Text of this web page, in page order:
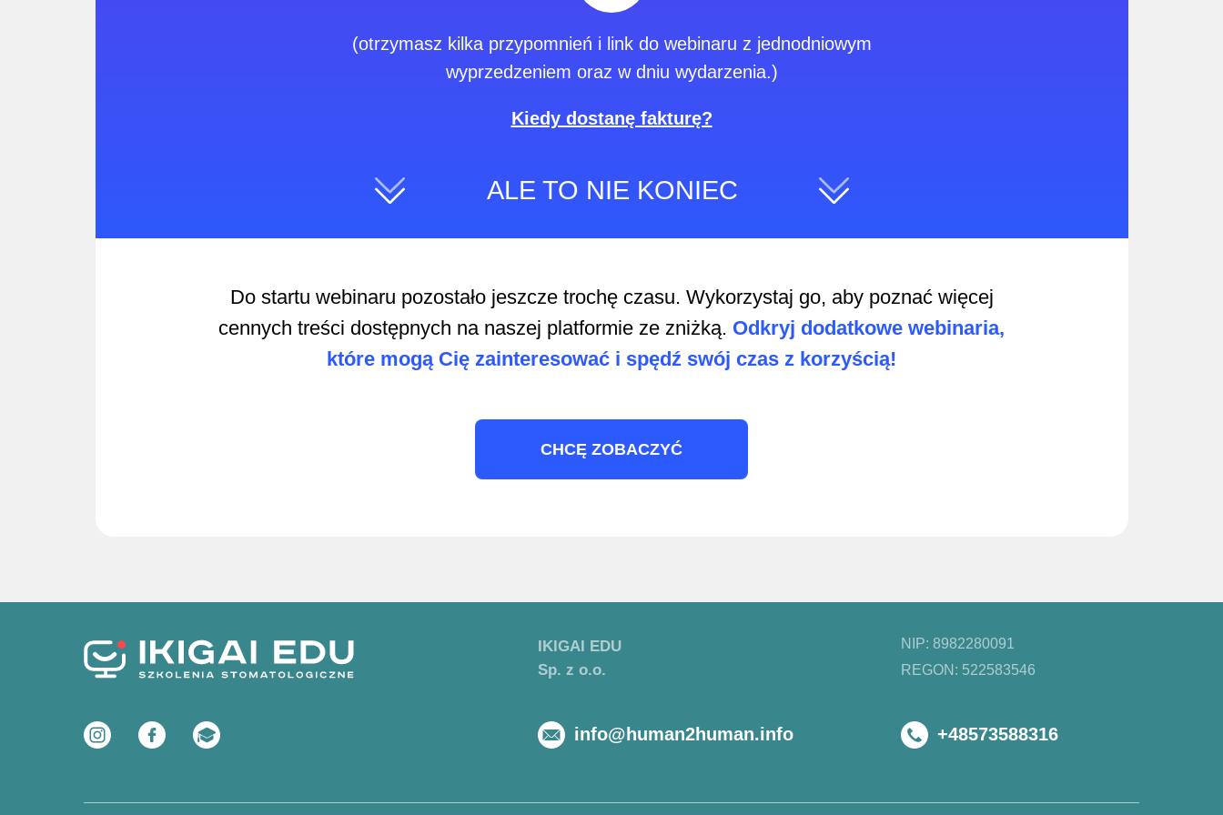
(otrzymasz kilka przypomnień i link do webinaru z jednodniowym
wyprzedzeniem oraz w dniu wydarzenia.)
Kiedy dostanę fakturę?
ALE TO NIE KONIEC
Do startu webinaru pozostało jeszcze trochę czasu. Wykorzystaj go, aby poznać więcej
cennych treści dostępnych na naszej platformie ze zniżką. Odkryj dodatkowe webinaria,
które mogą Cię zainteresować i spędź swój czas z korzyścią!
CHCĘ ZOBACZYĆ
info@human2human.info
NIP: 8982280091
+48573588316
REGON: 522583546
IKIGAI EDU
Sp. z o.o.